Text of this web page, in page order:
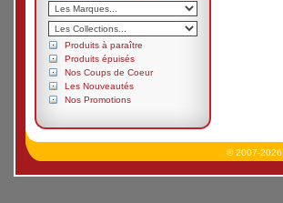
Produits à paraître
Produits épuisés
Nos Coups de Coeur
Les Nouveautés
Nos Promotions
© 2007-2026